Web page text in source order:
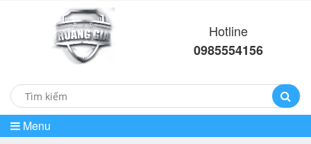
Hotline
0985554156
Menu